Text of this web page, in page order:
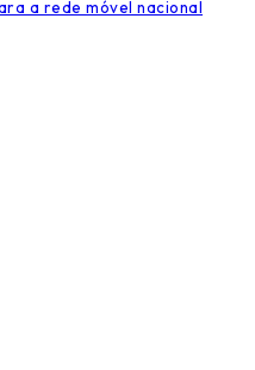
a rede móvel nacional